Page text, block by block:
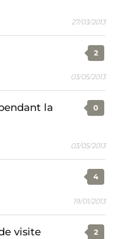
27/03/2013
2
03/05/2013
la
0
03/05/2013
4
19/01/2013
visite
2